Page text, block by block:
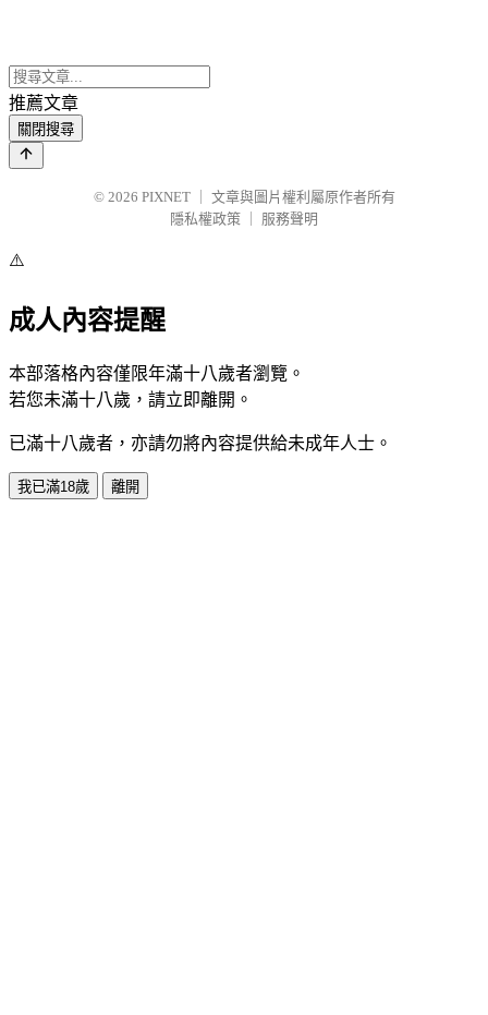
推薦文章
關閉搜尋
© 2026 PIXNET
文章與圖片權利屬原作者所有
隱私權政策
服務聲明
⚠️
成人內容提醒
本部落格內容僅限年滿十八歲者瀏覽。
若您未滿十八歲，請立即離開。
已滿十八歲者，亦請勿將內容提供給未成年人士。
我已滿18歲 離開